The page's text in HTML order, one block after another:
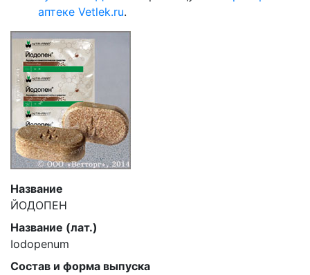
аптеке Vetlek.ru.
Название
ЙОДОПЕН
Название (лат.)
Iodopenum
Состав и форма выпуска